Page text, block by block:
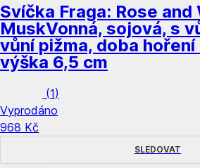
Svíčka Fraga: Rose and
MuskVonná, sojová, s
vůní pižma, doba hoření
výška 6,5 cm
(1)
Vyprodáno
968 Kč
SLEDOVAT